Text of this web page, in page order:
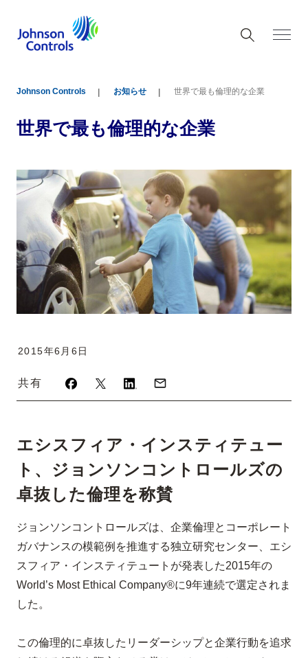
Johnson Controls お知らせ 世界で最も倫理的な企業
世界で最も倫理的な企業
2015年6月6日
共有
エシスフィア・インスティテュー
ト、ジョンソンコントロールズの
卓抜した倫理を称賛
ジョンソンコントロールズは、企業倫理とコーポレート
ガバナンスの模範例を推進する独立研究センター、エシ
スフィア・インスティテュートが発表した2015年の
World’s Most Ethical Company®に9年連続で選定されま
した。
この倫理的に卓抜したリーダーシップと企業行動を追求